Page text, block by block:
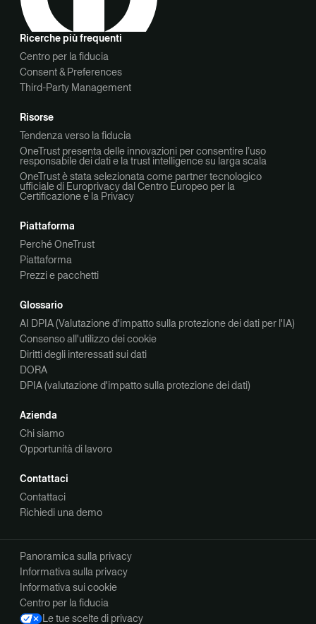
Ricerche più frequenti
Centro per la fiducia
Consent & Preferences
Third-Party Management
Risorse
Tendenza verso la fiducia
OneTrust presenta delle innovazioni per consentire l’uso
responsabile dei dati e la trust intelligence su larga scala
OneTrust è stata selezionata come partner tecnologico
ufficiale di Europrivacy dal Centro Europeo per la
Certificazione e la Privacy
Piattaforma
Perché OneTrust
Piattaforma
Prezzi e pacchetti
Glossario
AI DPIA (Valutazione d'impatto sulla protezione dei dati per l'IA)
Consenso all'utilizzo dei cookie
Diritti degli interessati sui dati
DORA
DPIA (valutazione d'impatto sulla protezione dei dati)
Azienda
Chi siamo
Opportunità di lavoro
Contattaci
Contattaci
Richiedi una demo
Panoramica sulla privacy
Informativa sulla privacy
Informativa sui cookie
Centro per la fiducia
Le tue scelte di privacy